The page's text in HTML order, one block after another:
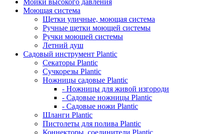
Мойки высокого давления
Моющая система
Щетки уличные, моющая система
Ручные щетки моющей системы
Ручки моющей системы
Летний душ
Садовый инструмент Plantic
Секаторы Plantic
Сучкорезы Plantic
Ножницы садовые Plantic
- Ножницы для живой изгороди
- Садовые ножницы Plantic
- Садовые ножи Plantic
Шланги Plantic
Пистолеты для полива Plantic
Коннекторы, соединители Plantic